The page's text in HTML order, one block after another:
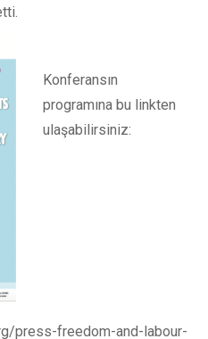
Konferansın
programına bu linkten
ulaşabilirsiniz:
press-freedom-and-labour-